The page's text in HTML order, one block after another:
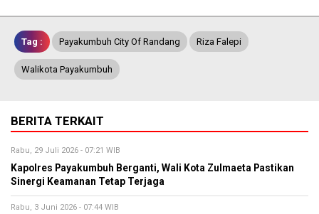
Tag : Payakumbuh City Of Randang Riza Falepi
Walikota Payakumbuh
BERITA TERKAIT
Rabu, 29 Juli 2026 - 07:21 WIB
Kapolres Payakumbuh Berganti, Wali Kota Zulmaeta Pastikan
Sinergi Keamanan Tetap Terjaga
Rabu, 3 Juni 2026 - 07:44 WIB